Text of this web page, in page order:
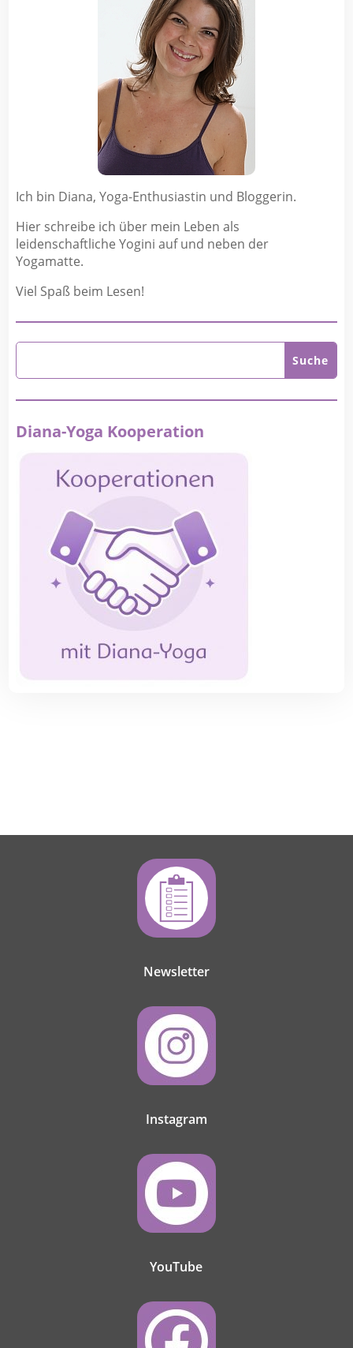
Ich bin Diana, Yoga-Enthusiastin und Bloggerin.
Hier schreibe ich über mein Leben als
leidenschaftliche Yogini auf und neben der
Yogamatte.
Viel Spaß beim Lesen!
Diana-Yoga Kooperation
Newsletter
Instagram
YouTube